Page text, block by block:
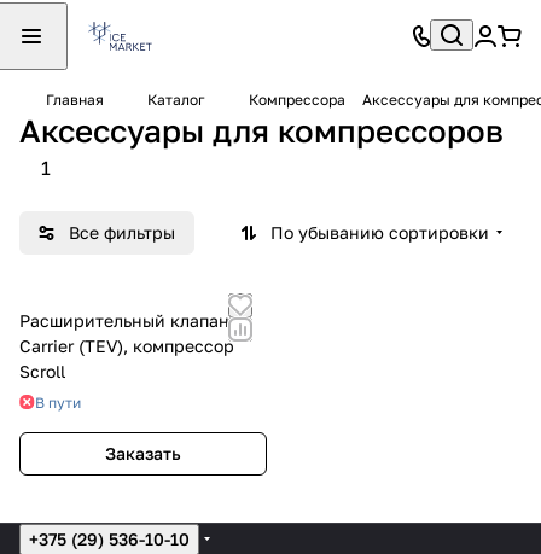
Главная Каталог Компрессора Аксессуары для
Аксессуары для компрессоров
1
Все фильтры По убыванию сортировки
Расширительный клапан
Carrier (TEV), компрессор
Scroll
В пути
Заказать
+375 (29) 536-10-10